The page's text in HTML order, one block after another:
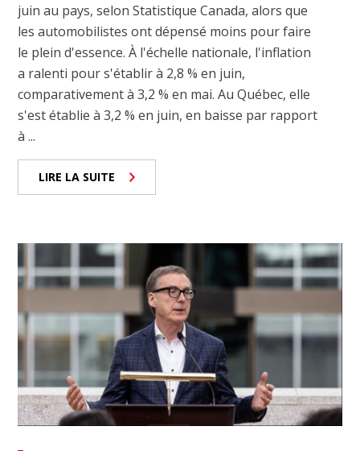
juin au pays, selon Statistique Canada, alors que
les automobilistes ont dépensé moins pour faire
le plein d'essence. À l'échelle nationale, l'inflation
a ralenti pour s'établir à 2,8 % en juin,
comparativement à 3,2 % en mai. Au Québec, elle
s'est établie à 3,2 % en juin, en baisse par rapport
à ...
LIRE LA SUITE